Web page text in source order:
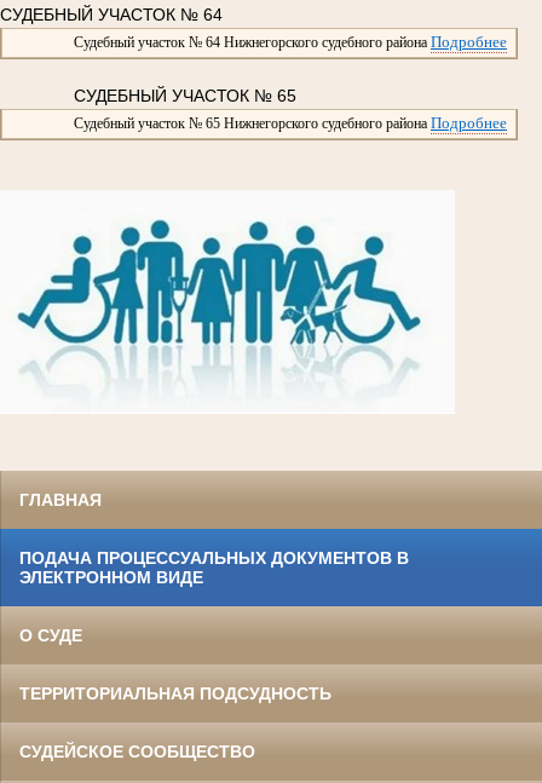
СУДЕБНЫЙ УЧАСТОК № 64
Судебный участок № 64 Нижнегорского судебного района Подробнее
СУДЕБНЫЙ УЧАСТОК № 65
Судебный участок № 65 Нижнегорского судебного района Подробнее
ГЛАВНАЯ
ПОДАЧА ПРОЦЕССУАЛЬНЫХ ДОКУМЕНТОВ В
ЭЛЕКТРОННОМ ВИДЕ
О СУДЕ
ТЕРРИТОРИАЛЬНАЯ ПОДСУДНОСТЬ
СУДЕЙСКОЕ СООБЩЕСТВО